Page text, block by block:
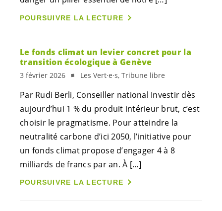
POURSUIVRE LA LECTURE
Le fonds climat un levier concret pour la
transition écologique à Genève
3 février 2026 Les Vert·e·s, Tribune libre
Par Rudi Berli, Conseiller national Investir dès
aujourd’hui 1 % du produit intérieur brut, c’est
choisir le pragmatisme. Pour atteindre la
neutralité carbone d’ici 2050, l’initiative pour
un fonds climat propose d’engager 4 à 8
milliards de francs par an. À […]
POURSUIVRE LA LECTURE